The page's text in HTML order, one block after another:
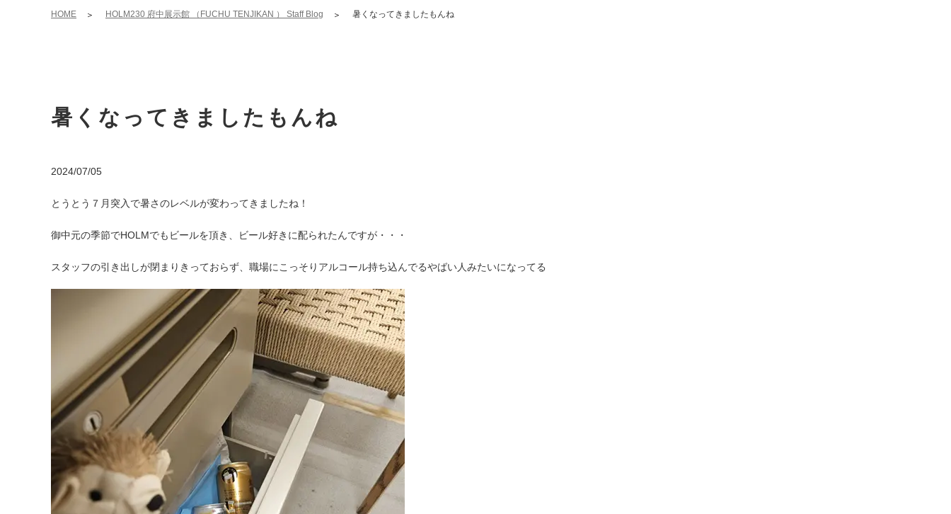
HOME HOLM230 府中展示館 （FUCHU TENJIKAN ） Staff Blog 暑くなってきましたもんね
暑くなってきましたもんね
2024/07/05
とうとう７月突入で暑さのレベルが変わってきましたね！
御中元の季節でHOLMでもビールを頂き、ビール好きに配られたんですが・・・
スタッフの引き出しが閉まりきっておらず、職場にこっそりアルコール持ち込んでるやばい人みたいになってる